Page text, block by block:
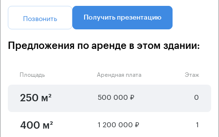
Позвонить Получить презентацию
Предложения по аренде в этом здании:
Площадь Арендная плата Этаж
250 м² 500 000 ₽ 0
400 м² 1 200 000 ₽ 1